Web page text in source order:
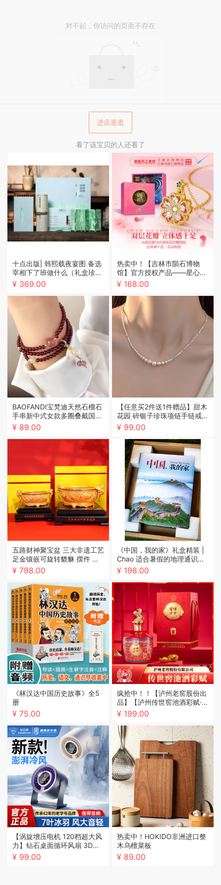
对不起，你访问的页面不存在
进店逛逛
看了该宝贝的人还看了
十点出版| 韩熙载夜宴图 备选
宰相下了班做什么（礼盒珍藏
版）“一画一书”让收藏者读懂
¥ 369.00
热卖中！【吉林市陨石博物
馆】官方授权产品——星心相
印·陨石项链
¥ 168.00
BAOFANDI宝梵迪天然石榴石
手串新中式女款多圈叠戴国风
福牌百搭玛瑙系列手链BF
¥ 89.00
【任意买2件送1件赠品】甜木
花园 碎银子珍珠项链手链戒指
系列
¥ 99.00
五路财神聚宝盆 三大非遗工艺
足金镶嵌可旋转貔貅 摆件 限
量收藏款 开业乔迁礼品
¥ 798.00
《中国，我的家》礼盒精装 |
Chao 适合暑假的地理通识百
科，专家团倾力打造，700
彩，有趣好读，一读就上瘾
¥ 198.00
《林汉达中国历史故事》全5
册
¥ 75.00
疯抢中！！【泸州老窖股份出
品】【泸州传世窖池酒彩赋·金
马生肖限定】红坛承佳酿 金马
l/坛/送礼盒装
¥ 199.00
【涡旋增压电机 120档超大风
力】钻石桌面循环风扇 3D循
环全屋空气 超广角送风
¥ 99.00
热卖中！HOKIDO非洲进口整
木乌檀菜板
¥ 89.00